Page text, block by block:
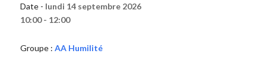
Date - lundi 14 septembre 2026
10:00 - 12:00
Groupe : AA Humilité